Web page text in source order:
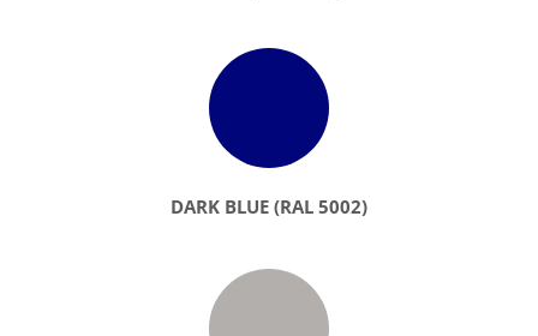
DARK BLUE (RAL 5002)